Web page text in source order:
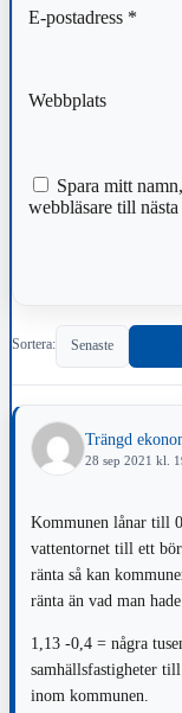
E-postadress *
Webbplats
Spara mitt
webbläsare till
Sortera: Senaste
Trängd
28 sep 2021 kl.
Kommunen lånar till
vattentornet till ett
ränta så kan
ränta än vad man
1,13 -0,4 = några
samhällsfastigheter
inom kommunen.